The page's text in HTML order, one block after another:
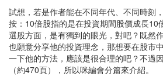
試想，若是作者能在不同年代、不同時刻
按：10倍股指的是在投資期間股價成長10
選股方面，是有獨到的眼光，對吧？既然
也願意分享他的投資理念，那想要在股市
一下他的方法，應該是很合理的吧？不過
（約470頁），所以咪編會分篇來介紹。